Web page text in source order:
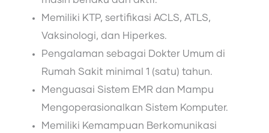
Memiliki KTP, sertifikasi ACLS, ATLS,
Vaksinologi, dan Hiperkes.
Pengalaman sebagai Dokter Umum di
Rumah Sakit minimal 1 (satu) tahun.
Menguasai Sistem EMR dan Mampu
Mengoperasionalkan Sistem Komputer.
Memiliki Kemampuan Berkomunikasi